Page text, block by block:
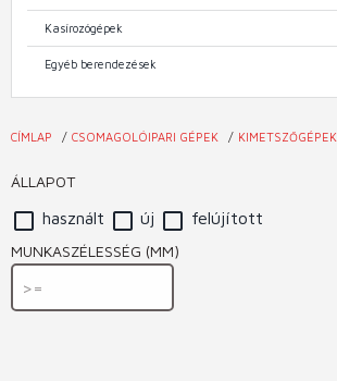
hely
CÍMLAP CSOMAGOLÓIPARI GÉPEK KIMETSZŐGÉPEK
ÁLLAPOT
használt új felújított
MUNKASZÉLESSÉG (MM)
Kasírozógépek
Egyéb berendezések